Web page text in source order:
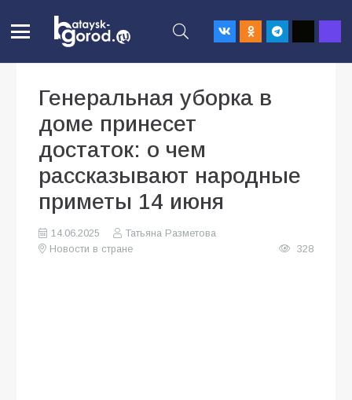
Генеральная уборка в
доме принесет
достаток: о чем
рассказывают народные
приметы 14 июня
14.06.2025
Татьяна Разметова
Новости в стране
328